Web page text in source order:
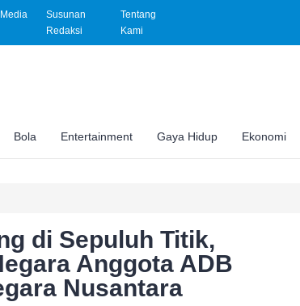
Susunan
Redaksi
Tentang
Kami
Bola Entertainment Gaya Hidup Ekonomi
di Sepuluh Titik,
Anggota ADB
Nusantara